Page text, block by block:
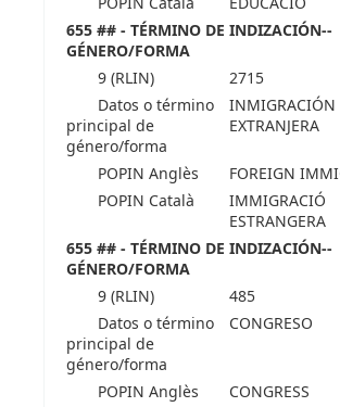
655 ## - TÉRMINO DE INDIZACIÓN--
GÉNERO/FORMA
9 (RLIN)
2715
Datos o término
principal de
género/forma
INMIGRACIÓN
EXTRANJERA
POPIN Anglès
FOREIGN
POPIN Català
IMMIGRACIÓ
ESTRANGERA
655 ## - TÉRMINO DE INDIZACIÓN--
GÉNERO/FORMA
9 (RLIN)
485
Datos o término
principal de
género/forma
CONGRESO
POPIN Anglès
CONGRESS